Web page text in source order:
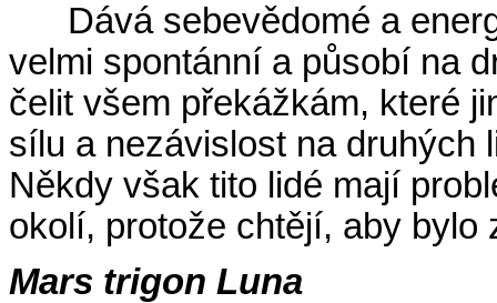
Dává sebevědomé a
velmi spontánní a působí na
čelit všem překážkám, které
sílu a nezávislost na druhých
Někdy však tito lidé mají
okolí, protože chtějí, aby bylo
Mars trigon Luna